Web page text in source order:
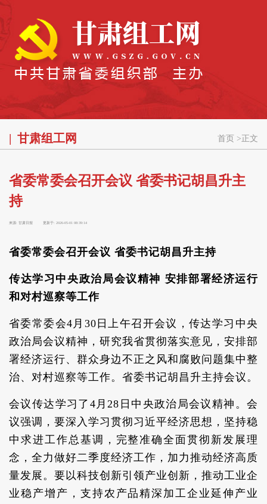
甘肃组工网 首页 > 正文
省委常委会召开会议 省委书记胡昌升主
持
来源: 甘肃日报 更新于: 2026-05-01 08:39:14
省委常委会召开会议 省委书记胡昌升主持
传达学习中央政治局会议精神 安排部署经济运行
和对村巡察等工作
省委常委会4月30日上午召开会议，传达学习中央
政治局会议精神，研究我省贯彻落实意见，安排部
署经济运行、群众身边不正之风和腐败问题集中整
治、对村巡察等工作。省委书记胡昌升主持会议。
会议传达学习了4月28日中央政治局会议精神。会
议强调，要深入学习贯彻习近平经济思想，坚持稳
中求进工作总基调，完整准确全面贯彻新发展理
念，全力做好二季度经济工作，加力推动经济高质
量发展。要以科技创新引领产业创新，推动工业企
业稳产增产，支持农产品精深加工企业延伸产业